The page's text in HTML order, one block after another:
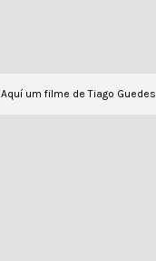
Aquí um filme de Tiago Guedes